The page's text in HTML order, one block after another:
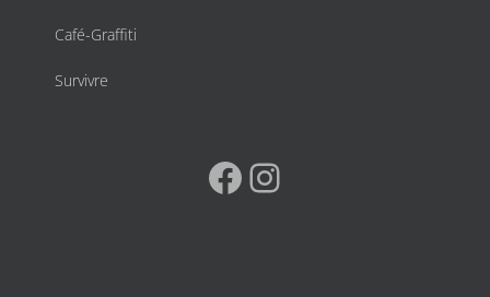
Café-Graffiti
Survivre
Facebook